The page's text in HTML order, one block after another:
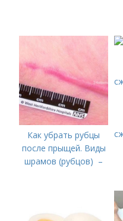
Как убрать рубцы
после прыщей. Виды
шрамов (рубцов) –